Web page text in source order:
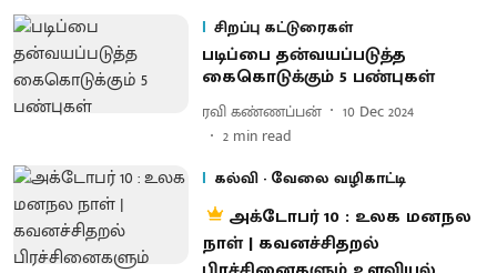
சிறப்பு கட்டுரைகள்
படிப்பை தன்வயப்படுத்த
கைகொடுக்கும் 5 பண்புகள்
ரவி கண்ணப்பன்
10 Dec 2024
2 min read
கல்வி - வேலை வழிகாட்டி
அக்டோபர் 10 : உலக மனநல
நாள் | கவனச்சிதறல்